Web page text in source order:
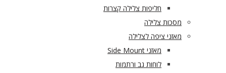
חליפות צלילה קצרות
מסכות צלילה
מאזני ציפה לצלילה
מאזני Side Mount
לוחות גב ורתמות